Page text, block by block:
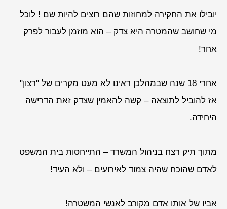
יובילו את החקירה למחוזות שהם רוצים להיות שם ! לוכל
מי שחושב שהמטרה היא צדק – הוא מוזמן לעבור לפרק
אחר!
אחרי 18 שנה שבמהלכן ראינו לא מעט מקרים של "רצון"
אז להוביל לתוצאה – קשה להאמין שצדק זאת הדרישה
היחידה.
מתוך תיק רצח בניהול המשרד – התייחסות בית המשפט
לאדם שהוכח שהיה צמוד לאירועים – ולא העיד!
אביו של אותו אדם מקורב לאנשי המשטרה!